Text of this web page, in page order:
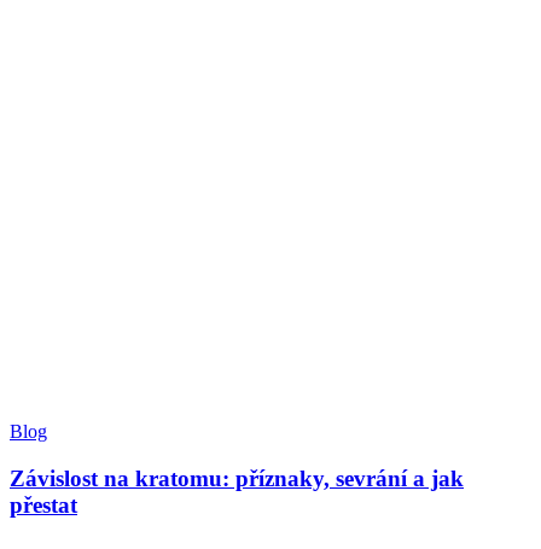
Blog
Závislost na kratomu: příznaky, sevrání a jak
přestat